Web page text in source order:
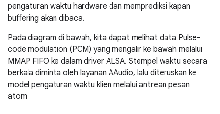
pengaturan waktu hardware dan memprediksi kapan
buffering akan dibaca.
Pada diagram di bawah, kita dapat melihat data Pulse-
code modulation (PCM) yang mengalir ke bawah melalui
MMAP FIFO ke dalam driver ALSA. Stempel waktu secara
berkala diminta oleh layanan AAudio, lalu diteruskan ke
model pengaturan waktu klien melalui antrean pesan
atom.